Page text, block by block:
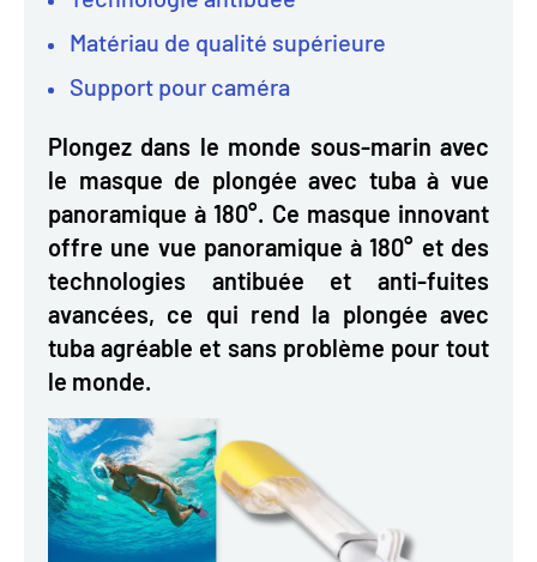
Matériau de qualité supérieure
Support pour caméra
Plongez dans le monde sous-marin avec
le masque de plongée avec tuba à vue
panoramique à 180°. Ce masque innovant
offre une vue panoramique à 180° et des
technologies antibuée et anti-fuites
avancées, ce qui rend la plongée avec
tuba agréable et sans problème pour tout
le monde.